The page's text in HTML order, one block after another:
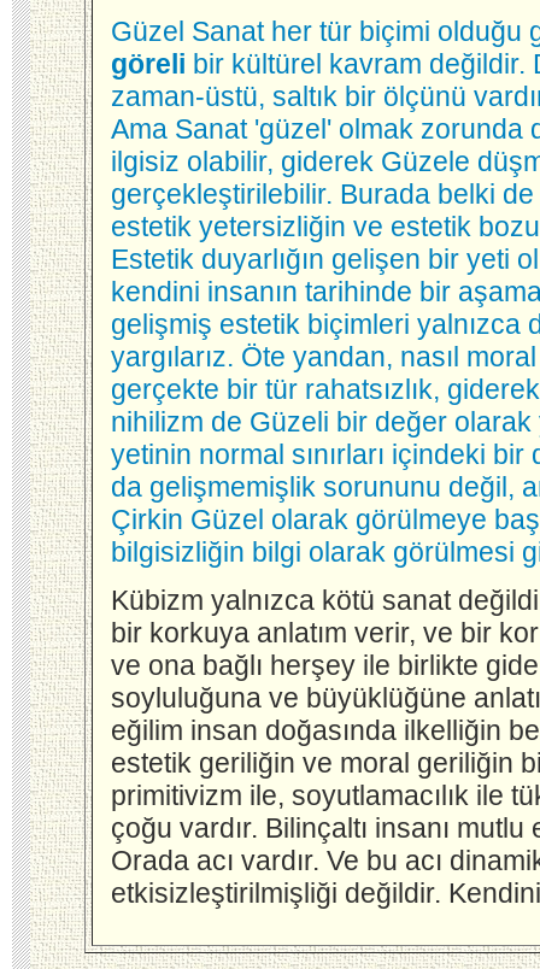
Güzel Sanat her tür biçimi olduğu
göreli bir kültürel kavram değildir.
zaman-üstü, saltık bir ölçünü
Ama Sanat 'güzel' olmak zorunda
ilgisiz olabilir, giderek Güzele
gerçekleştirilebilir. Burada belki
estetik yetersizliğin ve estetik
Estetik duyarlığın gelişen bir yeti
kendini insanın tarihinde bir
gelişmiş estetik biçimleri yalnızca
yargılarız. Öte yandan, nasıl
gerçekte bir tür rahatsızlık,
nihilizm de Güzeli bir değer olarak
yetinin normal sınırları içindeki
da gelişmemişlik sorununu değil,
Çirkin Güzel olarak görülmeye
bilgisizliğin bilgi olarak görülmesi
Kübizm yalnızca kötü sanat
bir korkuya anlatım verir, ve bir
ve ona bağlı herşey ile birlikte
soyluluğuna ve büyüklüğüne
eğilim insan doğasında ilkelliğin
estetik geriliğin ve moral geriliğin
primitivizm ile, soyutlamacılık ile
çoğu vardır. Bilinçaltı insanı
Orada acı vardır. Ve bu acı
etkisizleştirilmişliği değildir.